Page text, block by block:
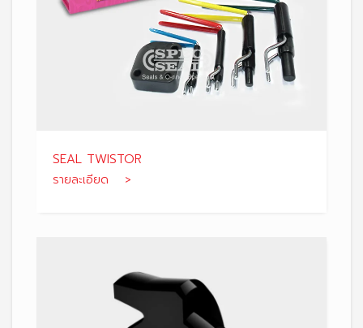
SEAL TWISTOR
รายละเอียด >